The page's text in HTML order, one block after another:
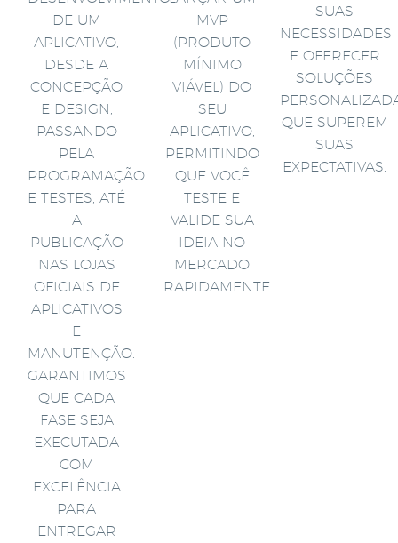
DE UM
APLICATIVO,
DESDE A
CONCEPÇÃO
E DESIGN,
PASSANDO
PELA
PROGRAMAÇÃO
E TESTES, ATÉ
A
PUBLICAÇÃO
NAS LOJAS
OFICIAIS DE
APLICATIVOS
E
MANUTENÇÃO.
GARANTIMOS
QUE CADA
FASE SEJA
EXECUTADA
COM
EXCELÊNCIA
PARA
ENTREGAR
MVP
(PRODUTO
MÍNIMO
VIÁVEL) DO
SEU
APLICATIVO,
PERMITINDO
QUE VOCÊ
TESTE E
VALIDE SUA
IDEIA NO
MERCADO
RAPIDAMENTE.
SUAS
NECESSIDADES
E OFERECER
SOLUÇÕES
QUE SUPEREM
SUAS
EXPECTATIVAS.